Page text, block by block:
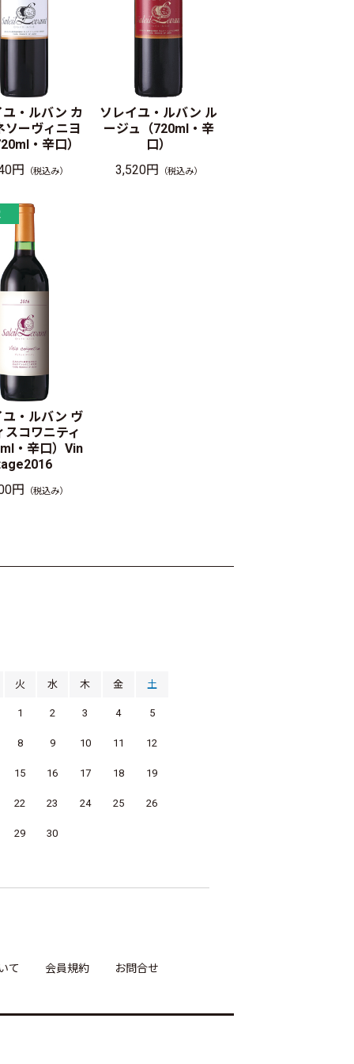
・ルバン カ
ソーヴィニヨ
・辛口）
円 （税込み）
ソレイユ・ルバン ル
ージュ（720ml・辛
口）
3,520円 （税込み）
ユ・ルバン ヴ
スコワニティ
・辛口）Vin
円 （税込み）
火 水 木 金 土
1 2 3 4 5
8 9 10 11 12
15 16 17 18 19
22 23 24 25 26
29 30
て 会員規約 お問合せ